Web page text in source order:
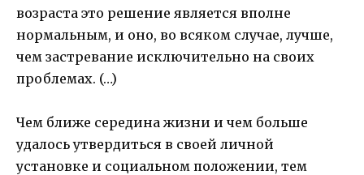
возраста это решение является вполне
нормальным, и оно, во всяком случае, лучше,
чем застревание исключительно на своих
проблемах. (…)
Чем ближе середина жизни и чем больше
удалось утвердиться в своей личной
установке и социальном положении, тем